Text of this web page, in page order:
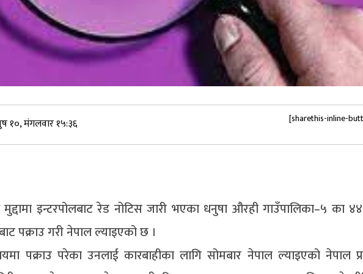
१०, मंगलवार १५:३६ [sharethis-inline-
इन्टरपोलबाट रेड नोटिस जारी भएका धनुषा औरही गाउँपालिका–५ का ४४
पक्राउ गरी नेपाल ल्याइएको छ ।
पक्राउ परेका उनलाई कारबाहीका लागि सोमबार नेपाल ल्याइएको नेपाल